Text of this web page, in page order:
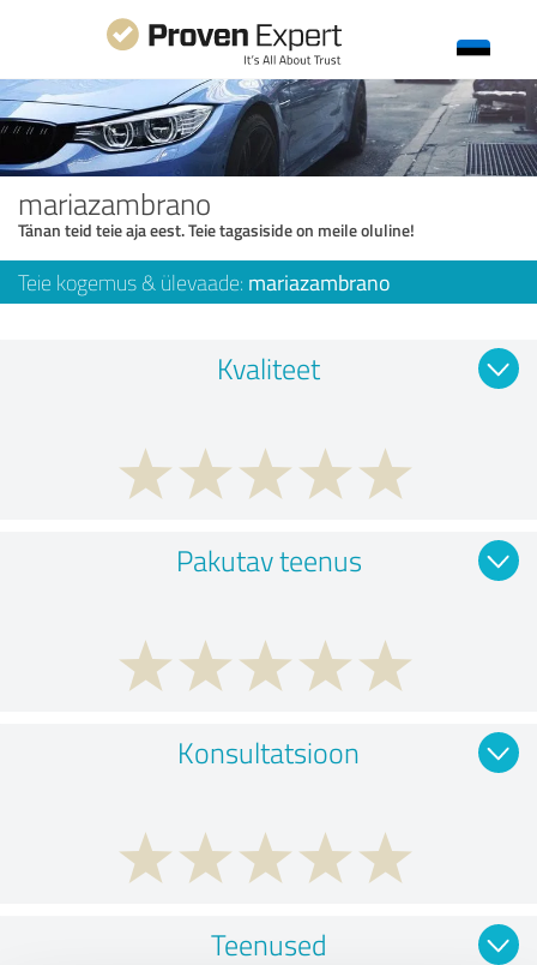
mariazambrano
Tänan teid teie aja eest. Teie tagasiside on meile oluline!
Teie kogemus & ülevaade: mariazambrano
Kvaliteet
Pakutav teenus
Konsultatsioon
Teenused